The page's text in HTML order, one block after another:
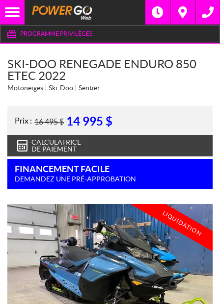
PROGRAMME PRIVILÈGES
SKI-DOO RENEGADE ENDURO 850
ETEC 2022
Motoneiges Ski-Doo Sentier
Prix : 16 495$ 14 995 $
CALCULATRICE
DE PAIEMENT
FINANCEMENT FACILE
DEMANDEZ UNE PRÉ-APPROBATION
LIQUIDATION